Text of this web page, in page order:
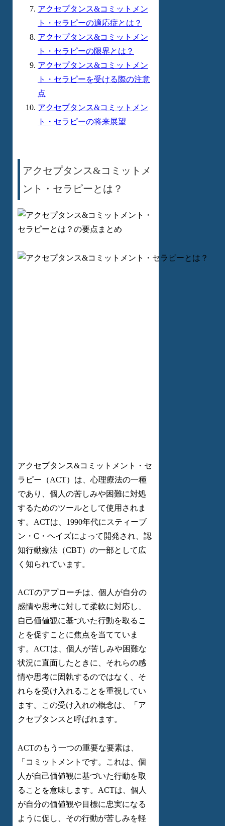
アクセプタンス&コミットメン
ト・セラピーの適応症とは？
アクセプタンス&コミットメン
ト・セラピーの限界とは？
アクセプタンス&コミットメン
ト・セラピーを受ける際の注意
点
アクセプタンス&コミットメン
ト・セラピーの将来展望
アクセプタンス&コミットメ
ント・セラピーとは？
アクセプタンス&コミットメント・セ
ラピー（ACT）は、心理療法の一種
であり、個人の苦しみや困難に対処
するためのツールとして使用されま
す。ACTは、1990年代にスティーブ
ン・C・ヘイズによって開発され、認
知行動療法（CBT）の一部として広
く知られています。
ACTのアプローチは、個人が自分の
感情や思考に対して柔軟に対応し、
自己価値観に基づいた行動を取るこ
とを促すことに焦点を当てていま
す。ACTは、個人が苦しみや困難な
状況に直面したときに、それらの感
情や思考に固執するのではなく、そ
れらを受け入れることを重視してい
ます。この受け入れの概念は、「ア
クセプタンスと呼ばれます。
ACTのもう一つの重要な要素は、
「コミットメントです。これは、個
人が自己価値観に基づいた行動を取
ることを意味します。ACTは、個人
が自分の価値観や目標に忠実になる
ように促し、その行動が苦しみを軽